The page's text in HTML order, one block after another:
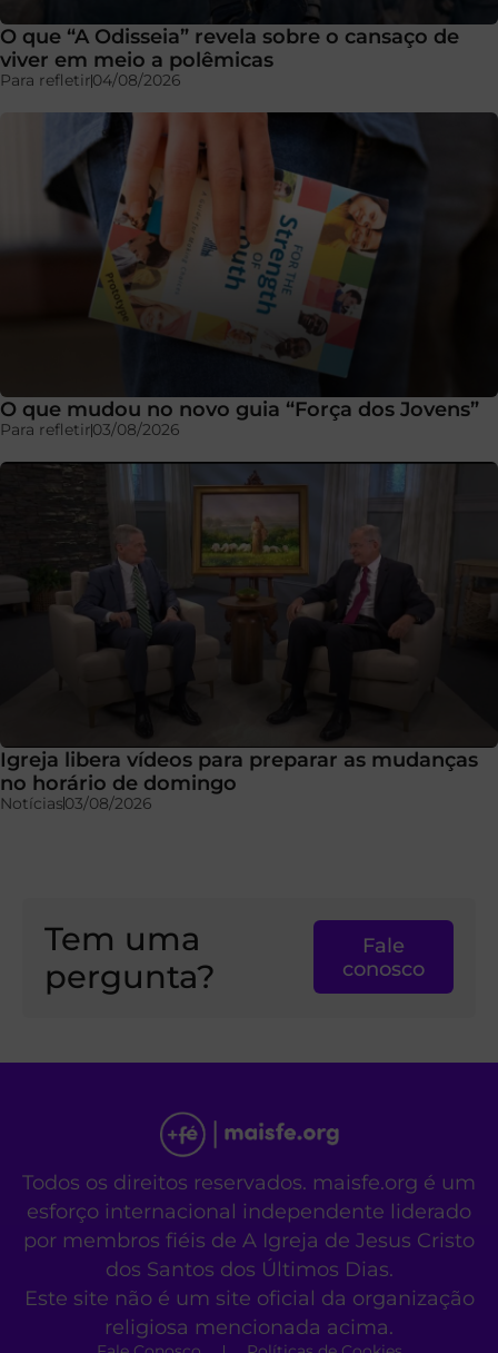
O que “A Odisseia” revela sobre o cansaço de
viver em meio a polêmicas
Para refletir04/08/2026
O que mudou no novo guia “Força dos Jovens”
Para refletir03/08/2026
Igreja libera vídeos para preparar as mudanças
no horário de domingo
Notícias03/08/2026
Tem uma
pergunta?
Fale
conosco
Todos os direitos reservados. maisfe.org é um
esforço internacional independente liderado
por membros fiéis de A Igreja de Jesus Cristo
dos Santos dos Últimos Dias.
Este site não é um site oficial da organização
religiosa mencionada acima.